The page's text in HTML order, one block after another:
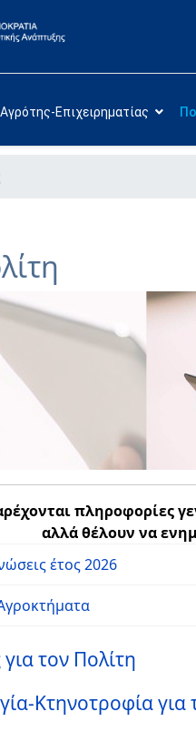
Αγρότης-Επιχειρηματίας
πληροφορίες
αλλά θέλουν να
έτος 2026
τον Πολίτη
Κτηνοτροφία για